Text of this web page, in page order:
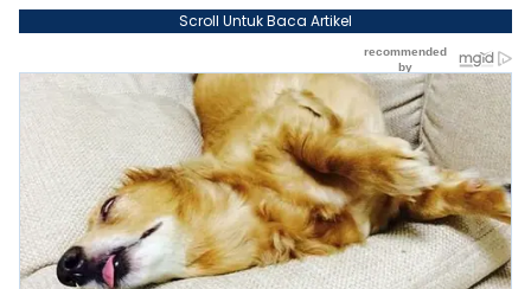
Scroll Untuk Baca Artikel